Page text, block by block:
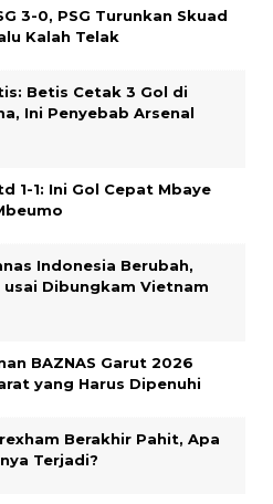
3-0, PSG Turunkan Skuad
Kalah Telak
Betis Cetak 3 Gol di
Ini Penyebab Arsenal
1-1: Ini Gol Cepat Mbaye
Indonesia Berubah,
usai Dibungkam Vietnam
BAZNAS Garut 2026
yang Harus Dipenuhi
Berakhir Pahit, Apa
Terjadi?